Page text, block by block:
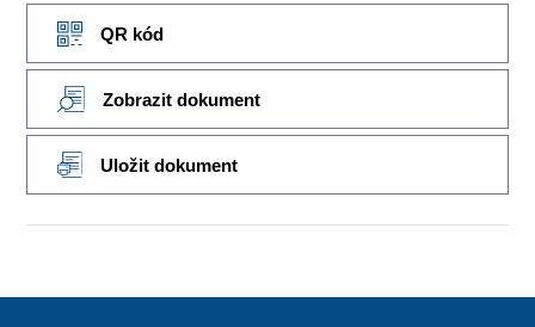
QR kód
Zobrazit dokument
Uložit dokument